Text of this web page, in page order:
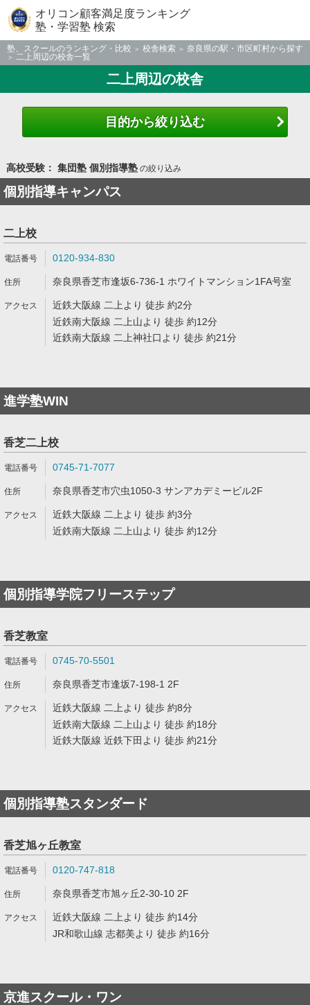
オリコン顧客満足度ランキング
塾・学習塾 検索
塾、スクールのランキング・比較 校舎検索
奈良県の駅・市区町村から探す
二上周辺の校舎一覧
二上周辺の校舎
目的から絞り込む
高校受験： 集団塾 個別指導塾の絞り込み
個別指導キャンパス
二上校
0120-934-830
奈良県香芝市逢坂6-736-1 ホワイトマンション1FA号室
近鉄大阪線 二上より 徒歩 約2分
近鉄南大阪線 二上山より 徒歩 約12分
近鉄南大阪線 二上神社口より 徒歩 約21分
進学塾WIN
香芝二上校
0745-71-7077
奈良県香芝市穴虫1050-3 サンアカデミービル2F
近鉄大阪線 二上より 徒歩 約3分
近鉄南大阪線 二上山より 徒歩 約12分
個別指導学院フリーステップ
香芝教室
0745-70-5501
奈良県香芝市逢坂7-198-1 2F
近鉄大阪線 二上より 徒歩 約8分
近鉄南大阪線 二上山より 徒歩 約18分
近鉄大阪線 近鉄下田より 徒歩 約21分
個別指導塾スタンダード
香芝旭ヶ丘教室
0120-747-818
奈良県香芝市旭ヶ丘2-30-10 2F
近鉄大阪線 二上より 徒歩 約14分
JR和歌山線 志都美より 徒歩 約16分
京進スクール・ワン